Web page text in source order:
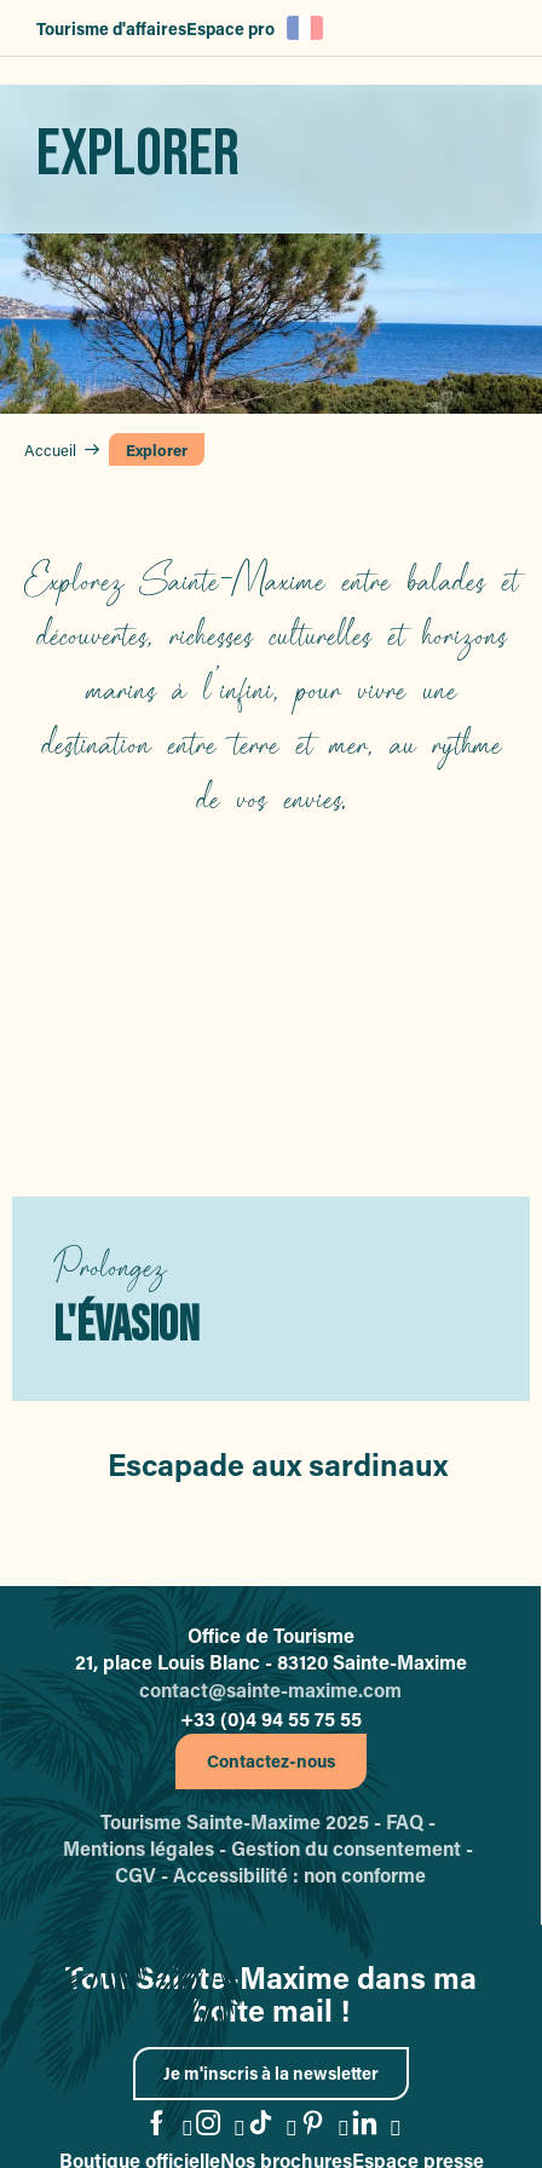
Tourisme d'affairesEspace pro
EXPLORER
Accueil Explorer
Explorez Sainte-Maxime entre balades et
découvertes, richesses culturelles et horizons
marins à l’infini, pour vivre une
destination entre terre et mer, au rythme
de vos envies.
Prolongez
L'ÉVASION
Escapade aux sardinaux
L'office de tourisme de Sainte-
Office de Tourisme
21, place Louis Blanc - 83120 Sainte-Maxime
contact@sainte-maxime.com
+33 (0)4 94 55 75 55
Contactez-nous
Tourisme Sainte-Maxime 2025 - FAQ -
Mentions légales -Gestion du consentement -
CGV -Accessibilité : non conforme
Tout Sainte-Maxime dans ma
boîte mail !
Je m'inscris à la newsletter
Boutique officielleNos brochuresEspace presse